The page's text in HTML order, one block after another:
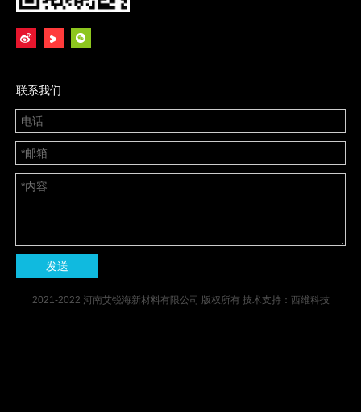
联系我们
发送
2021-2022 河南艾锐海新材料有限公司 版权所有 技术支持： 西维科技